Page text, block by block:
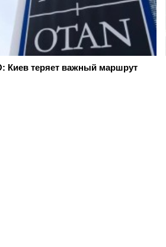
Киев теряет важный маршрут